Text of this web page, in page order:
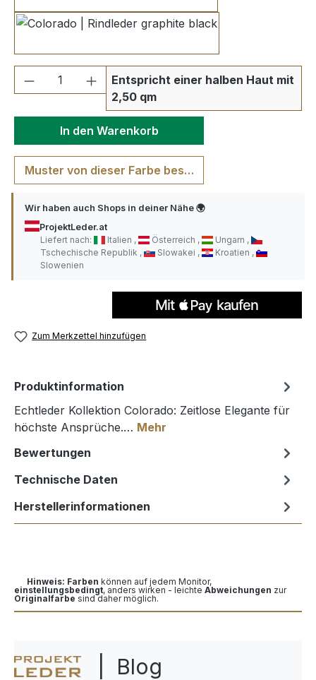
Produkt Anzahl: Gib den
Entspricht einer halben Haut mit
2,50 qm
In den Warenkorb
Muster von dieser Farbe bestellen
Wir haben auch Shops in deiner Nähe 🌍
ProjektLeder.at
Liefert nach:
Italien Österreich
Ungarn
Tschechische Republik
Slowakei
Kroatien
Slowenien
Zum Merkzettel hinzufügen
Produktinformation
Echtleder Kollektion Colorado: Zeitlose Elegante für
höchste Ansprüche.… Mehr
Bewertungen
Technische Daten
Herstellerinformationen
Hinweis: Farben können auf jedem Monitor,
einstellungsbedingt, anders wirken - leichte Abweichungen zur
Originalfarbe sind daher möglich.
| Blog